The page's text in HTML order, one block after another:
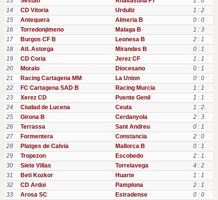
14
CD Vitoria Urduliz
1 : 2
15
Antequera Almeria B
0 : 0
16
Torredonjimeno Malaga B
1 : 3
17
Burgos CF B Leonesa B
2 : 1
18
Atl. Astorga Mirandes B
0 : 1
19
CD Coria Jerez CF
1 : 1
20
Moralo Diocesano
0 : 1
21
Racing Cartagena MM La Union
0 : 0
22
FC Cartagena SAD B Racing Murcia
1 : 1
23
Xerez CD Puente Genil
1 : 1
24
Ciudad de Lucena Ceuta
1 : 2
25
Girona B Cerdanyola
2 : 3
26
Terrassa Sant Andreu
0 : 1
27
Formentera Constancia
2 : 0
28
Platges de Calvia Mallorca B
0 : 1
29
Tropezon Escobedo
2 : 1
30
Siete Villas Torrelavega
4 : 2
31
Beti Kozkor Huarte
1 : 1
32
CD Ardoi Pamplona
2 : 1
33
Arosa SC Estradense
0 : 0